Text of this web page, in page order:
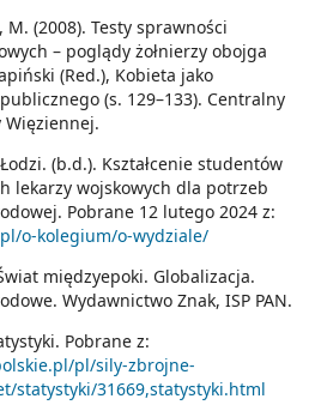
(2008). Testy sprawności
– poglądy żołnierzy obojga
(Red.), Kobieta jako
(s. 129–133). Centralny
Więziennej.
(b.d.). Kształcenie studentów
lekarzy wojskowych dla potrzeb
Pobrane 12 lutego 2024 z:
o-kolegium/o-wydziale/
międzyepoki. Globalizacja.
Wydawnictwo Znak, ISP PAN.
Pobrane z:
pl/sily-zbrojne-
statystyki/31669,statystyki.html